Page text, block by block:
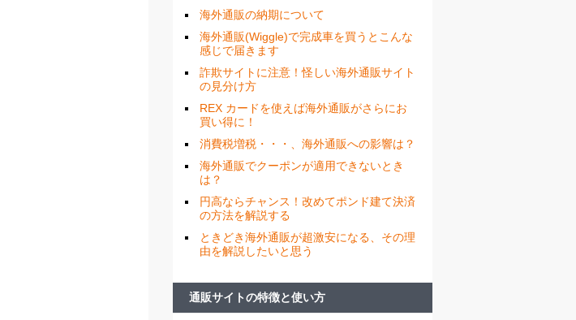
海外通販の納期について
海外通販(Wiggle)で完成車を買うとこんな
感じで届きます
詐欺サイトに注意！怪しい海外通販サイト
の見分け方
REX カードを使えば海外通販がさらにお
買い得に！
消費税増税・・・、海外通販への影響は？
海外通販でクーポンが適用できないとき
は？
円高ならチャンス！改めてポンド建て決済
の方法を解説する
ときどき海外通販が超激安になる、その理
由を解説したいと思う
通販サイトの特徴と使い方